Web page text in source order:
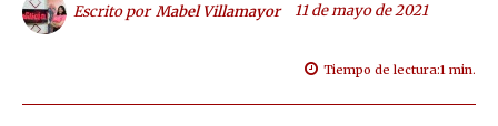
Escrito por Mabel Villamayor 11 de mayo de 2021
Tiempo de lectura:1 min.